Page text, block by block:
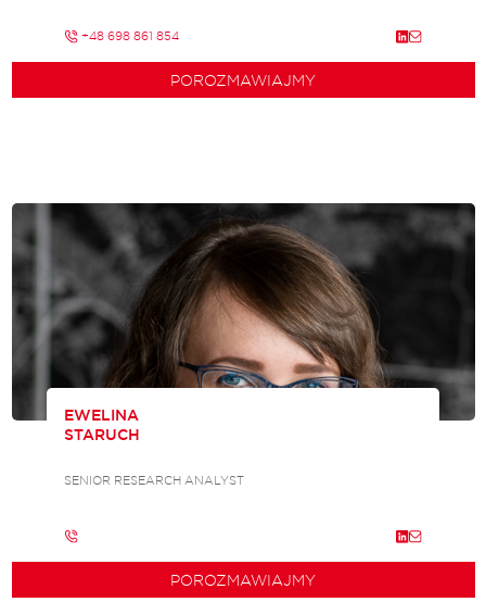
+48 698 861 854
POROZMAWIAJMY
EWELINA
STARUCH
SENIOR RESEARCH ANALYST
POROZMAWIAJMY